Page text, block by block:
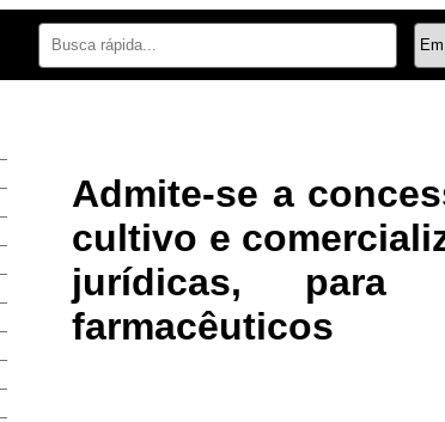
Admite-se a
cultivo e
jurídicas, para
farmacêuticos